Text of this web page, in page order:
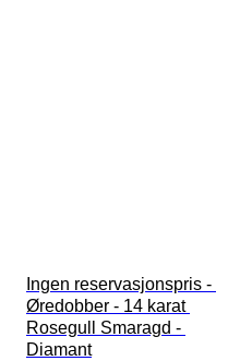
Ingen reservasjonspris -
Øredobber - 14 karat
Rosegull Smaragd -
Diamant